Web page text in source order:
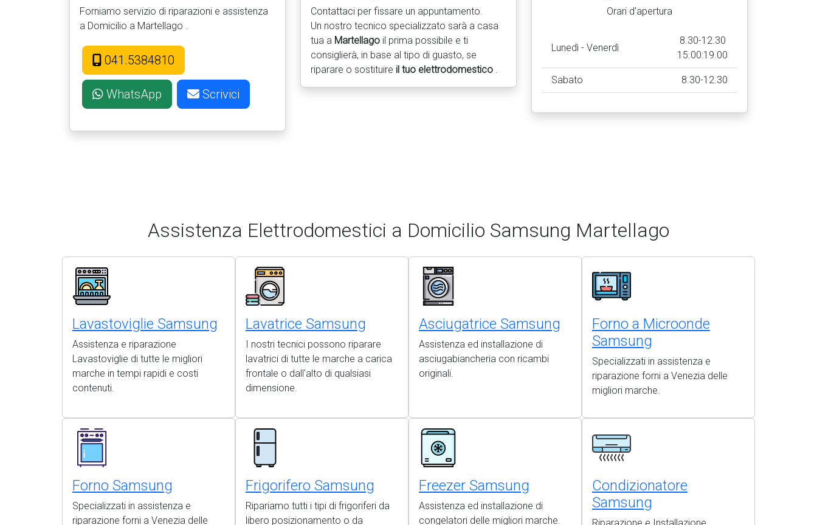
Forniamo servizio di riparazioni e assistenza
a Domicilio a Martellago .
041.5384810
WhatsApp Scrivici
Contattaci per fissare un appuntamento.
Un nostro tecnico specializzato sarà a casa
tua a Martellago il prima possibile e ti
consiglierà, in base al tipo di guasto, se
riparare o sostituire il tuo elettrodomestico .
Orari d'apertura
Lunedì - Venerdì
8.30-12.30
15.00:19.00
Sabato 8.30-12.30
Assistenza Elettrodomestici a Domicilio Samsung Martellago
Lavastoviglie Samsung
Assistenza e riparazione
Lavastoviglie di tutte le migliori
marche in tempi rapidi e costi
contenuti.
Lavatrice Samsung
I nostri tecnici possono riparare
lavatrici di tutte le marche a carica
frontale o dall'alto di qualsiasi
dimensione.
Asciugatrice Samsung
Assistenza ed installazione di
asciugabiancheria con ricambi
originali.
Forno a Microonde
Samsung
Specializzati in assistenza e
riparazione forni a Venezia delle
migliori marche.
Forno Samsung
Specializzati in assistenza e
riparazione forni a Venezia delle
Frigorifero Samsung
Ripariamo tutti i tipi di frigoriferi da
libero posizionamento o da
Freezer Samsung
Assistenza ed installazione di
congelatori delle migliori marche.
Condizionatore
Samsung